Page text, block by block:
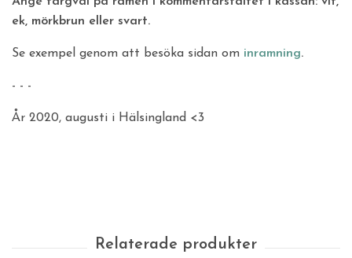
ek, mörkbrun eller svart.
Se exempel genom att besöka sidan om inramning.
- - -
År 2020, augusti i Hälsingland <3